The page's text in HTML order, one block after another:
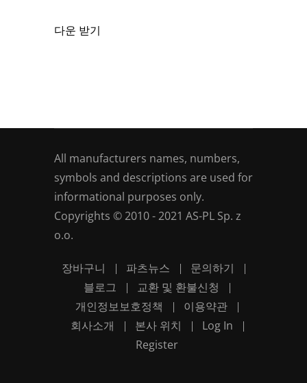
다운 받기
All manufacturers names, numbers,
symbols and descriptions are used for
informational purposes only.
Copyrights © 2010 - 2021 AS-PL Sp. z
o.o.
장바구니 파츠뉴스
문의하기
블로그
교환 및 환불신청
개인정보보호정책
이용약관
회사소개
본사 위치
Log In
Register